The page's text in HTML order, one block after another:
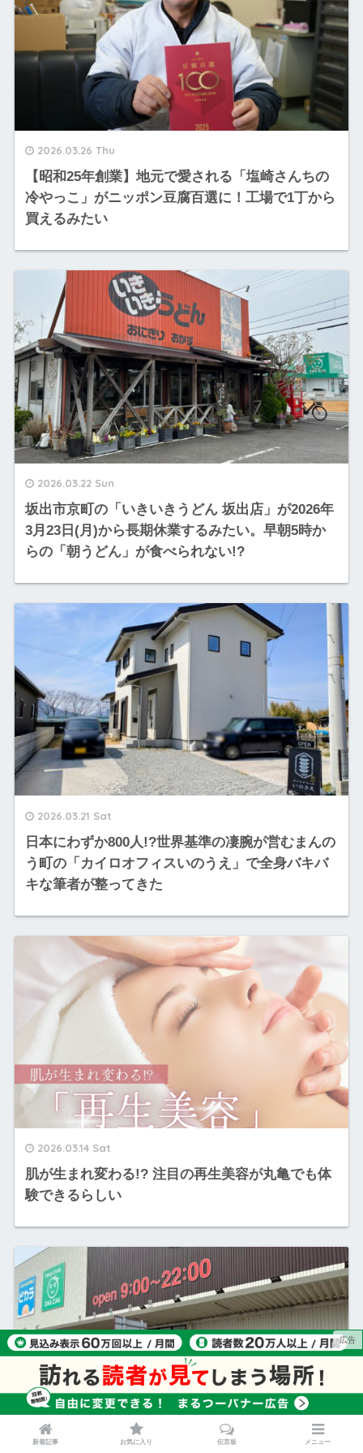
2026.03.26 Thu
【昭和25年創業】地元で愛される「塩崎さんちの
冷やっこ」がニッポン豆腐百選に！工場で1丁から
買えるみたい
2026.03.22 Sun
坂出市京町の「いきいきうどん 坂出店」が2026年
3月23日(月)から長期休業するみたい。早朝5時か
らの「朝うどん」が食べられない!?
2026.03.21 Sat
日本にわずか800人!?世界基準の凄腕が営むまんの
う町の「カイロオフィスいのうえ」で全身バキバ
キな筆者が整ってきた
2026.03.14 Sat
肌が生まれ変わる!? 注目の再生美容が丸亀でも体
験できるらしい
新着記事 お気に入り 伝言板 メニュー